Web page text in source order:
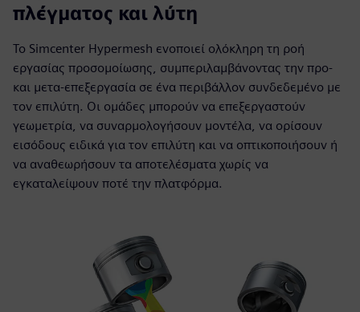
πλέγματος και λύτη
Το Simcenter Hypermesh ενοποιεί ολόκληρη τη ροή
εργασίας προσομοίωσης, συμπεριλαμβάνοντας την προ-
και μετα-επεξεργασία σε ένα περιβάλλον συνδεδεμένο με
τον επιλύτη. Οι ομάδες μπορούν να επεξεργαστούν
γεωμετρία, να συναρμολογήσουν μοντέλα, να ορίσουν
εισόδους ειδικά για τον επιλύτη και να οπτικοποιήσουν ή
να αναθεωρήσουν τα αποτελέσματα χωρίς να
εγκαταλείψουν ποτέ την πλατφόρμα.